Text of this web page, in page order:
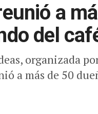
a
del
organizada
a más de 50